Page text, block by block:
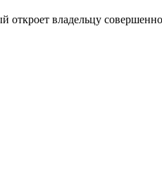
владельцу